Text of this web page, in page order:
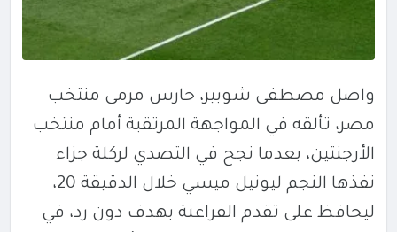
واصل مصطفى شوبير، حارس مرمى منتخب
مصر، تألقه في المواجهة المرتقبة أمام منتخب
الأرجنتين، بعدما نجح في التصدي لركلة جزاء
نفذها النجم ليونيل ميسي خلال الدقيقة 20،
ليحافظ على تقدم الفراعنة بهدف دون رد، في